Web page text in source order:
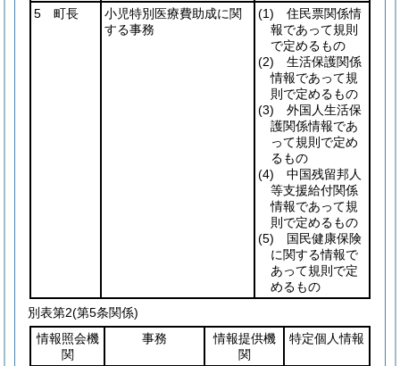
5 町長
小児特別医療費助成に関
する事務
(1) 住民票関係情
報であって規則
で定めるもの
(2) 生活保護関係
情報であって規
則で定めるもの
(3) 外国人生活保
護関係情報であ
って規則で定め
るもの
(4) 中国残留邦人
等支援給付関係
情報であって規
則で定めるもの
(5) 国民健康保険
に関する情報で
あって規則で定
めるもの
別表第2(第5条関係)
情報照会機
関
事務
情報提供機
関
特定個人情報